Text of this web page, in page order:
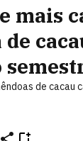
mais
de cacau